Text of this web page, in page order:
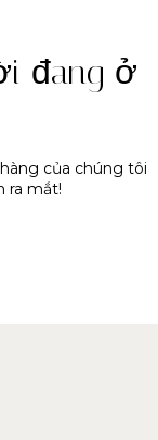
đang ở
của chúng tôi
ra mắt!